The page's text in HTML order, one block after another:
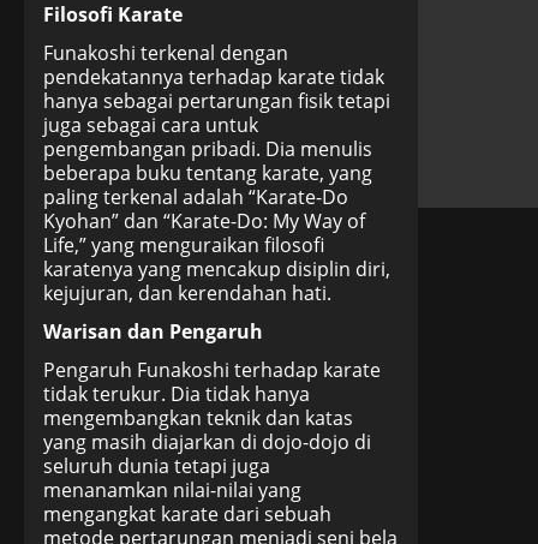
Filosofi Karate
Funakoshi terkenal dengan
pendekatannya terhadap karate tidak
hanya sebagai pertarungan fisik tetapi
juga sebagai cara untuk
pengembangan pribadi. Dia menulis
beberapa buku tentang karate, yang
paling terkenal adalah “Karate-Do
Kyohan” dan “Karate-Do: My Way of
Life,” yang menguraikan filosofi
karatenya yang mencakup disiplin diri,
kejujuran, dan kerendahan hati.
Warisan dan Pengaruh
Pengaruh Funakoshi terhadap karate
tidak terukur. Dia tidak hanya
mengembangkan teknik dan katas
yang masih diajarkan di dojo-dojo di
seluruh dunia tetapi juga
menanamkan nilai-nilai yang
mengangkat karate dari sebuah
metode pertarungan menjadi seni bela